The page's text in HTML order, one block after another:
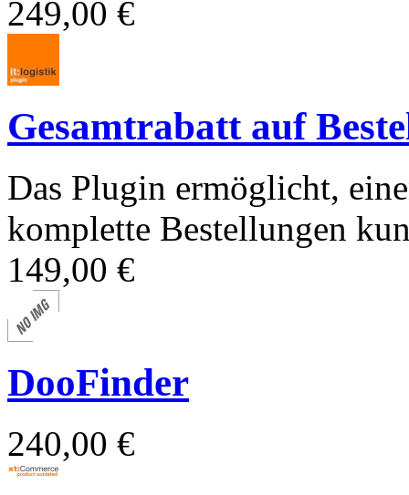
249,00 €
Gesamtrabatt auf
Das Plugin ermöglicht,
komplette Bestellungen
149,00 €
DooFinder
240,00 €